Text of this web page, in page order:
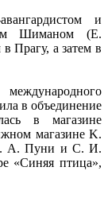
и
Шиманом (E.
Прагу, а затем в
в объединение
в магазине
магазине K.
А. Пуни и С. И.
«Синяя птица»,